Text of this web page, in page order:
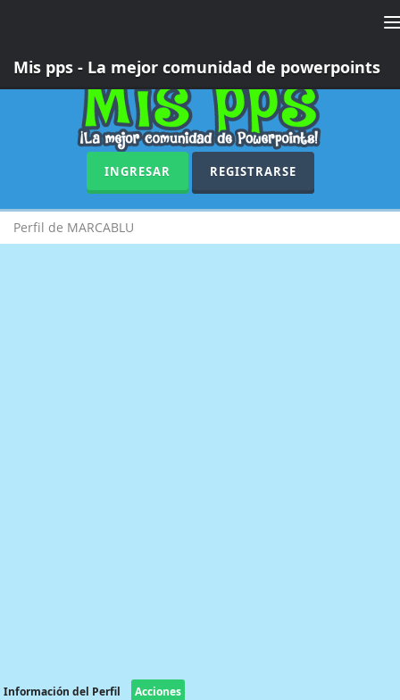
Mis pps - La mejor comunidad de powerpoints
INGRESAR REGISTRARSE
Perfil de MARCABLU
Información del Perfil Acciones